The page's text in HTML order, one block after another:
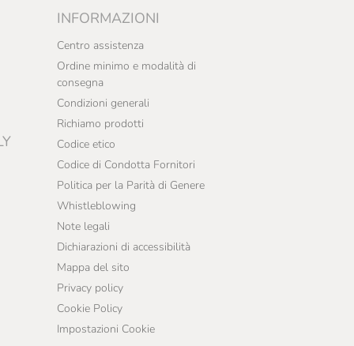
INFORMAZIONI
Centro assistenza
Ordine minimo e modalità di
consegna
Condizioni generali
Richiamo prodotti
Codice etico
Codice di Condotta Fornitori
Politica per la Parità di Genere
Whistleblowing
Note legali
Dichiarazioni di accessibilità
Mappa del sito
Privacy policy
Cookie Policy
Impostazioni Cookie